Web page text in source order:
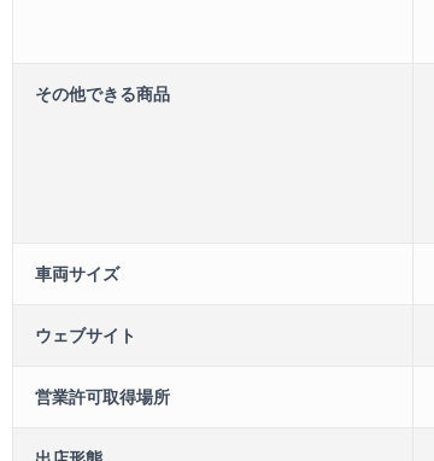
その他できる商品
車両サイズ
ウェブサイト
営業許可取得場所